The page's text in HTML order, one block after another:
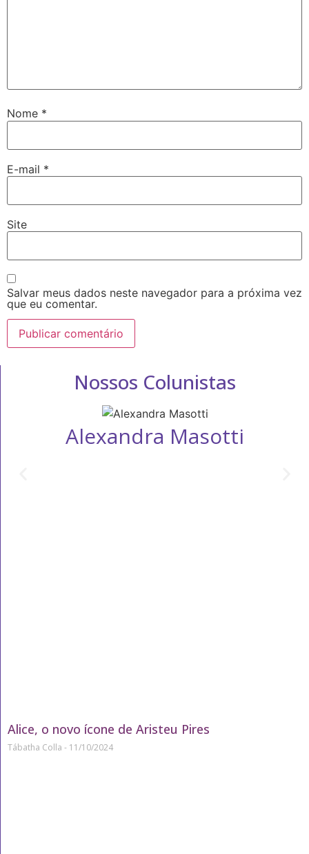
Nome *
E-mail *
Site
Salvar meus dados neste navegador para a próxima vez
que eu comentar.
Nossos Colunistas
Alexandra Masotti
Alice, o novo ícone de Aristeu Pires
Tábatha Colla 11/10/2024